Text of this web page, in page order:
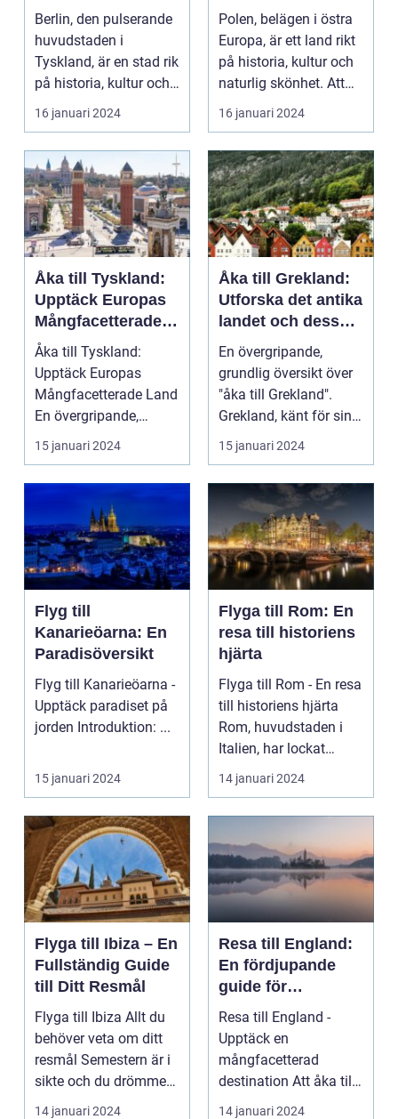
Historisk Metropol
Berlin, den pulserande
huvudstaden i
Tyskland, är en stad rik
på historia, kultur och
arkitektur. Me...
16 januari 2024
Polen, belägen i östra
Europa, är ett land rikt
på historia, kultur och
naturlig skönhet. Att
flyga ...
16 januari 2024
Åka till Tyskland:
Upptäck Europas
Mångfacetterade
Land
Åka till Tyskland:
Upptäck Europas
Mångfacetterade Land
En övergripande,
grundlig översikt över
"å...
15 januari 2024
Åka till Grekland:
Utforska det antika
landet och dess
mångfald
En övergripande,
grundlig översikt över
"åka till Grekland".
Grekland, känt för sin
rika historia o...
15 januari 2024
Flyg till
Kanarieöarna: En
Paradisöversikt
Flyg till Kanarieöarna -
Upptäck paradiset på
jorden Introduktion: ...
15 januari 2024
Flyga till Rom: En
resa till historiens
hjärta
Flyga till Rom - En resa
till historiens hjärta
Rom, huvudstaden i
Italien, har lockat
besökare frå...
14 januari 2024
Flyga till Ibiza – En
Fullständig Guide
till Ditt Resmål
Flyga till Ibiza Allt du
behöver veta om ditt
resmål Semestern är i
sikte och du drömmer
om att be...
14 januari 2024
Resa till England:
En fördjupande
guide för
privatpersoner
Resa till England -
Upptäck en
mångfacetterad
destination Att åka till
England är en dröm för
14 januari 2024